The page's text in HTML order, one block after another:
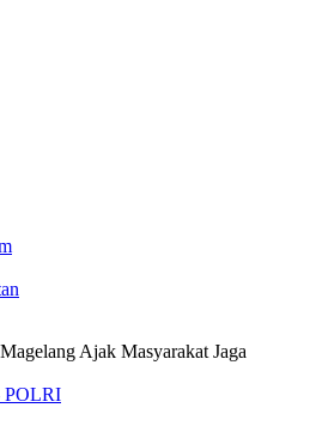
Ajak Masyarakat Jaga
POLRI